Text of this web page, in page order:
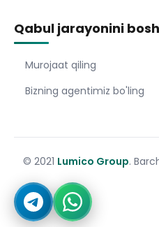
Qabul jarayonini
Murojaat qiling
Bizning agentimiz bo'ling
© 2021 Lumico Group.